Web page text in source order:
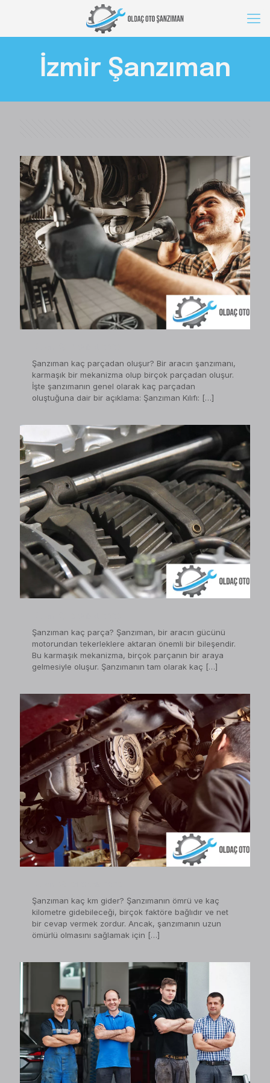
İzmir Şanzıman
Şanzıman kaç parçadan oluşur? Bir aracın şanzımanı,
karmaşık bir mekanizma olup birçok parçadan oluşur.
İşte şanzımanın genel olarak kaç parçadan
oluştuğuna dair bir açıklama: Şanzıman Kılıfı: […]
Şanzıman kaç parça? Şanzıman, bir aracın gücünü
motorundan tekerleklere aktaran önemli bir bileşendir.
Bu karmaşık mekanizma, birçok parçanın bir araya
gelmesiyle oluşur. Şanzımanın tam olarak kaç […]
Şanzıman kaç km gider? Şanzımanın ömrü ve kaç
kilometre gidebileceği, birçok faktöre bağlıdır ve net
bir cevap vermek zordur. Ancak, şanzımanın uzun
ömürlü olmasını sağlamak için […]